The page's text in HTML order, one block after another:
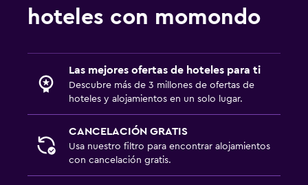
hoteles con momondo
Las mejores ofertas de hoteles para ti
Descubre más de 3 millones de ofertas de
hoteles y alojamientos en un solo lugar.
CANCELACIÓN GRATIS
Usa nuestro filtro para encontrar alojamientos
con cancelación gratis.